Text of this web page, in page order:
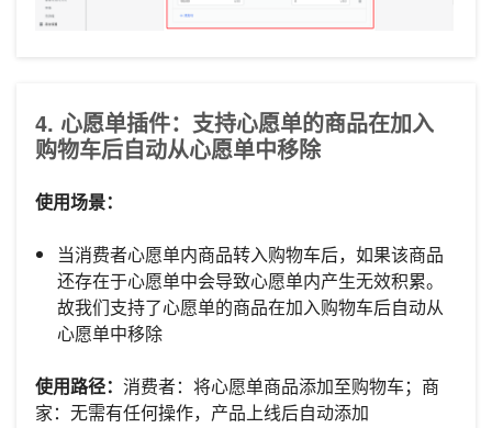
4. 心愿单插件：支持心愿单的商品在加入
购物车后自动从心愿单中移除
使用场景：
当消费者心愿单内商品转入购物车后，如果该商品
还存在于心愿单中会导致心愿单内产生无效积累。
故我们支持了心愿单的商品在加入购物车后自动从
心愿单中移除
使用路径： 消费者：将心愿单商品添加至购物车；商
家：无需有任何操作，产品上线后自动添加